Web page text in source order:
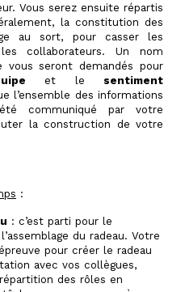
Vous serez ensuite répartis
la constitution des
au sort, pour casser les
collaborateurs. Un nom
vous seront demandés pour
et le sentiment
l’ensemble des informations
communiqué par votre
la construction de votre
:
: c’est parti pour le
du radeau. Votre
pour créer le radeau
avec vos collègues,
des rôles en